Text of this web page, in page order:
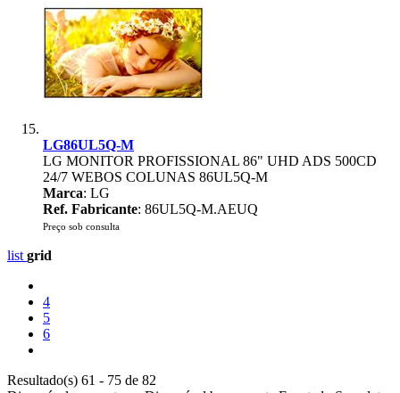
LG86UL5Q-M
LG MONITOR PROFISSIONAL 86" UHD ADS 500CD
24/7 WEBOS COLUNAS 86UL5Q-M
Marca: LG
Ref. Fabricante: 86UL5Q-M.AEUQ
Preço sob consulta
list grid
4
5
6
Resultado(s) 61 - 75 de 82